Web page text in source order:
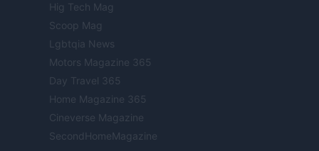
Hig Tech Mag
Scoop Mag
Lgbtqia News
Motors Magazine 365
Day Travel 365
Home Magazine 365
Cineverse Magazine
SecondHomeMagazine